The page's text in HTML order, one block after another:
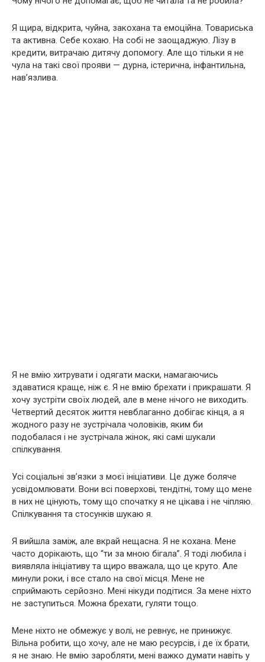
Я щира, відкрита, чуйна, закохана та емоційна. Товариська
та активна. Себе кохаю. На собі не заощаджую. Лізу в
кредити, витрачаю дитячу допомогу. Але що тільки я не
чула на такі свої прояви — дурна, істерична, інфантильна,
нав’язлива.
Я не вмію хитрувати і одягати маски, намагаючись
здаватися краще, ніж є. Я не вмію брехати і прикрашати. Я
хочу зустріти своїх людей, але в мене нічого не виходить.
Четвертий десяток життя невблаганно добігає кінця, а я
жодного разу не зустрічала чоловіків, яким би
подобалася і не зустрічала жінок, які самі шукали
спілкування.
Усі соціальні зв’язки з моєї ініціативи. Це дуже боляче
усвідомлювати. Вони всі поверхові, тендітні, тому що мене
в них не цінують, тому що спочатку я не цікава і не чіпляю.
Спілкування та стосунків шукаю я.
Я вийшла заміж, але вкрай нещасна. Я не кохана. Мене
часто дорікають, що “ти за мною бігала”. Я тоді любила і
виявляла ініціативу та щиро вважала, що це круто. Але
минули роки, і все стало на свої місця. Мене не
сприймають серйозно. Мені нікуди подітися. За мене ніхто
не заступиться. Можна брехати, гуляти тощо.
Мене ніхто не обмежує у волі, не ревнує, не принижує.
Вільна робити, що хочу, але не маю ресурсів, і де їх брати,
я не знаю. Не вмію заробляти, мені важко думати навіть у